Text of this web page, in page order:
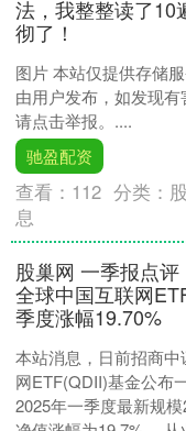
法，我整整读了10
彻了！
图片 本站仅提供存储
由用户发布，如发现有
请点击举报。....
驰盈配资
查看： 112 分类：
息
股巢网 一季报点
全球中国互联网
季度涨幅19.70%
本站消息，日前招商
网ETF(QDII)基金公布
2025年一季度最新规